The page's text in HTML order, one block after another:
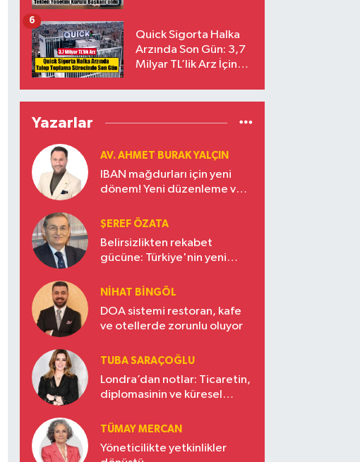
Quick Sigorta Halka
Arzında Son Gün: 3,7
Milyar TL’lik Arz İçin
6
Yazarlar
AV. AHMET BURAK YALÇIN
IBAN mağdurları için yeni
dönem! Yeni düzenleme ve
ŞEREF ÖZATA
Belirsizlikten rekabet
gücüne: Türkiye'nin yeni
NIHAT BINGÖL
DOA sistemi restoran, kafe
ve otellerde zorunlu oluyor
TUBA SARAÇOĞLU
Londra’dan notlar: Ticaretin,
diplomasinin ve küresel
Türkiye’nin yükselen gücü
TÜMAY MERCAN
Yöneticilikte yetkinlikler